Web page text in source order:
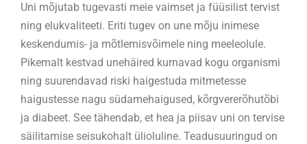
Uni mõjutab tugevasti meie vaimset ja füüsilist tervist
ning elukvaliteeti. Eriti tugev on une mõju inimese
keskendumis- ja mõtlemisvõimele ning meeleolule.
Pikemalt kestvad unehäired kurnavad kogu organismi
ning suurendavad riski haigestuda mitmetesse
haigustesse nagu südamehaigused, kõrgvererõhutõbi
ja diabeet. See tähendab, et hea ja piisav uni on tervise
säilitamise seisukohalt ülioluline. Teadusuuringud on